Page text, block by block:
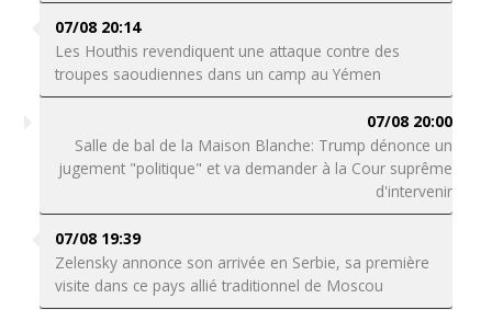
07/08 20:14
Les Houthis revendiquent une attaque contre des
troupes saoudiennes dans un camp au Yémen
07/08 20:00
Salle de bal de la Maison Blanche: Trump dénonce un
jugement "politique" et va demander à la Cour suprême
d'intervenir
07/08 19:39
Zelensky annonce son arrivée en Serbie, sa première
visite dans ce pays allié traditionnel de Moscou